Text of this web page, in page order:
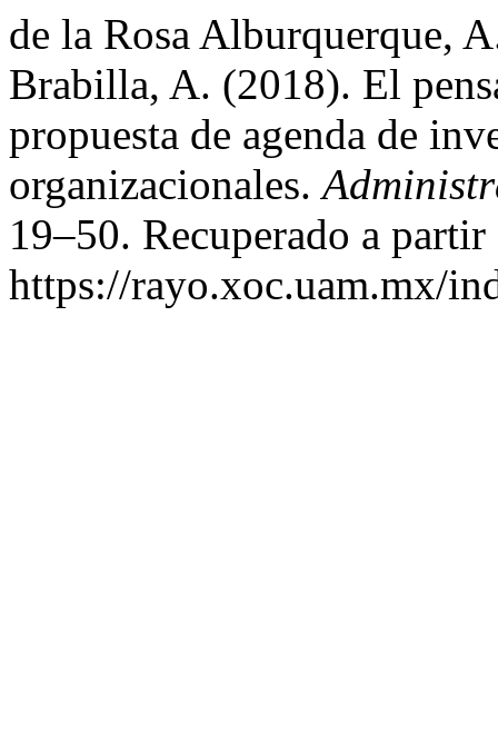
de la Rosa Alburquerque,
Brabilla, A. (2018). El
propuesta de agenda de
organizacionales.
19–50. Recuperado a partir
https://rayo.xoc.uam.mx/